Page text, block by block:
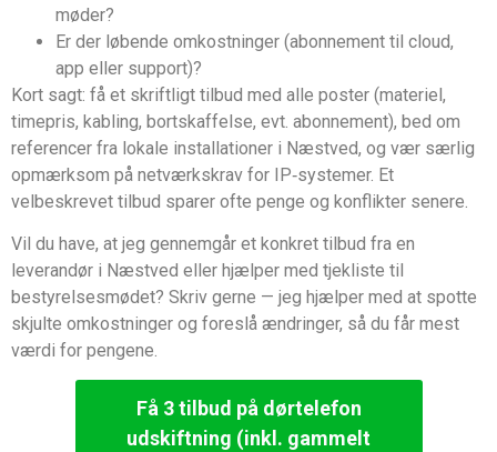
møder?
Er der løbende omkostninger (abonnement til cloud,
app eller support)?
Kort sagt: få et skriftligt tilbud med alle poster (materiel,
timepris, kabling, bortskaffelse, evt. abonnement), bed om
referencer fra lokale installationer i Næstved, og vær særlig
opmærksom på netværkskrav for IP‑systemer. Et
velbeskrevet tilbud sparer ofte penge og konflikter senere.
Vil du have, at jeg gennemgår et konkret tilbud fra en
leverandør i Næstved eller hjælper med tjekliste til
bestyrelsesmødet? Skriv gerne — jeg hjælper med at spotte
skjulte omkostninger og foreslå ændringer, så du får mest
værdi for pengene.
Få 3 tilbud på dørtelefon
udskiftning (inkl. gammelt